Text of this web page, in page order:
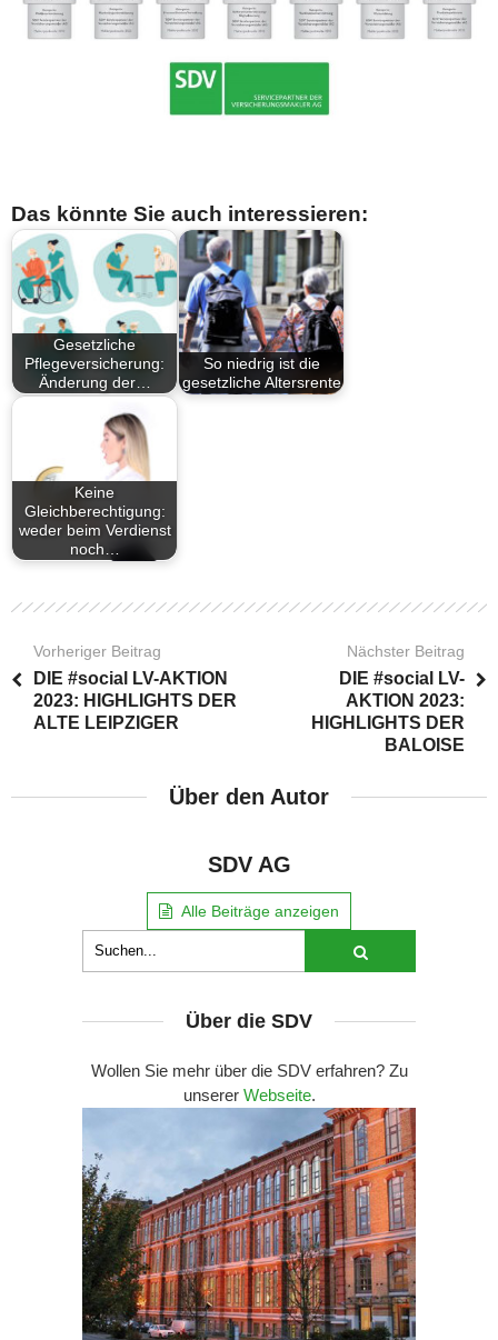
Das könnte Sie auch interessieren:
Gesetzliche
Pflegeversicherung:
Änderung der…
So niedrig ist die
gesetzliche Altersrente
Keine
Gleichberechtigung:
weder beim Verdienst
noch…
Vorheriger Beitrag
DIE #social LV-AKTION
2023: HIGHLIGHTS DER
ALTE LEIPZIGER
Nächster Beitrag
DIE #social LV-
AKTION 2023:
HIGHLIGHTS DER
BALOISE
Über den Autor
SDV AG
Alle Beiträge anzeigen
Über die SDV
Wollen Sie mehr über die SDV erfahren? Zu
unserer Webseite.